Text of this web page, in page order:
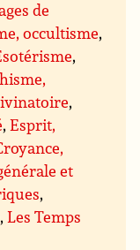
de
occultisme,
,
,
,Esprit,
et
,
,Les Temps